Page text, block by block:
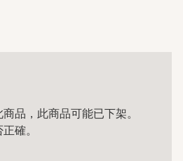
品，此商品可能已下架。
確。